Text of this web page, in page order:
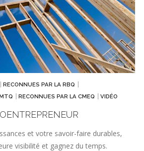
RECONNUES PAR LA RBQ
RECONNUES PAR LA CMEQ VIDÉO
et votre savoir-faire durables,
visibilité et gagnez du temps.